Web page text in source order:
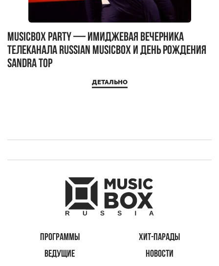
MUSICBOX PARTY — имиджевая вечерника
телеканала RUSSIAN MUSICBOX и день рождения
Sandra Top
ДЕТАЛЬНО
ПРОГРАММЫ
ХИТ-ПАРАДЫ
ВЕДУЩИЕ
НОВОСТИ